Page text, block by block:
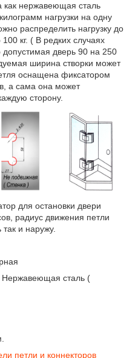
как нержавеющая сталь
нагрузки на одну
распределить нагрузку до
кг. ( В редких случаях
допустимая дверь 90 на 250
ширина створки может
оснащена фиксатором
а сама она может
сторону.
для остановки двери
радиус движения петли
так и наружу.
Нержавеющая сталь (
петли и коннекторов